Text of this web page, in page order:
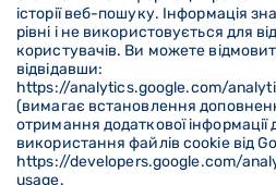
історії веб-пошуку. Інформація
рівні і не використовується для
користувачів. Ви можете
відвідавши:
https://analytics.google.com/
(вимагає встановлення
отримання додаткової інформації
використання файлів cookie від
https://developers.google.com/
usage.